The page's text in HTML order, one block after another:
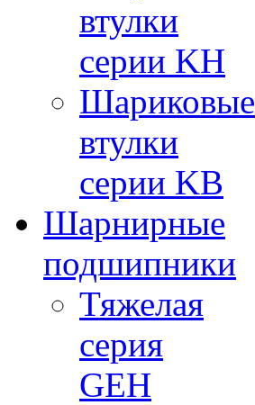
втулки
серии KH
Шариковые
втулки
серии KB
Шарнирные
подшипники
Тяжелая
серия
GEH